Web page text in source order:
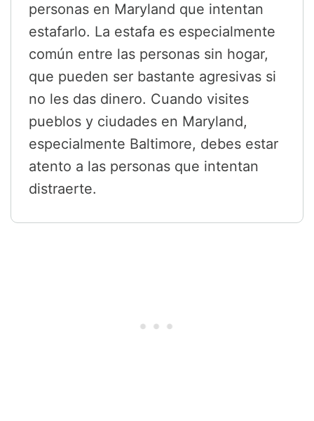
personas en Maryland que intentan
estafarlo. La estafa es especialmente
común entre las personas sin hogar,
que pueden ser bastante agresivas si
no les das dinero. Cuando visites
pueblos y ciudades en Maryland,
especialmente Baltimore, debes estar
atento a las personas que intentan
distraerte.